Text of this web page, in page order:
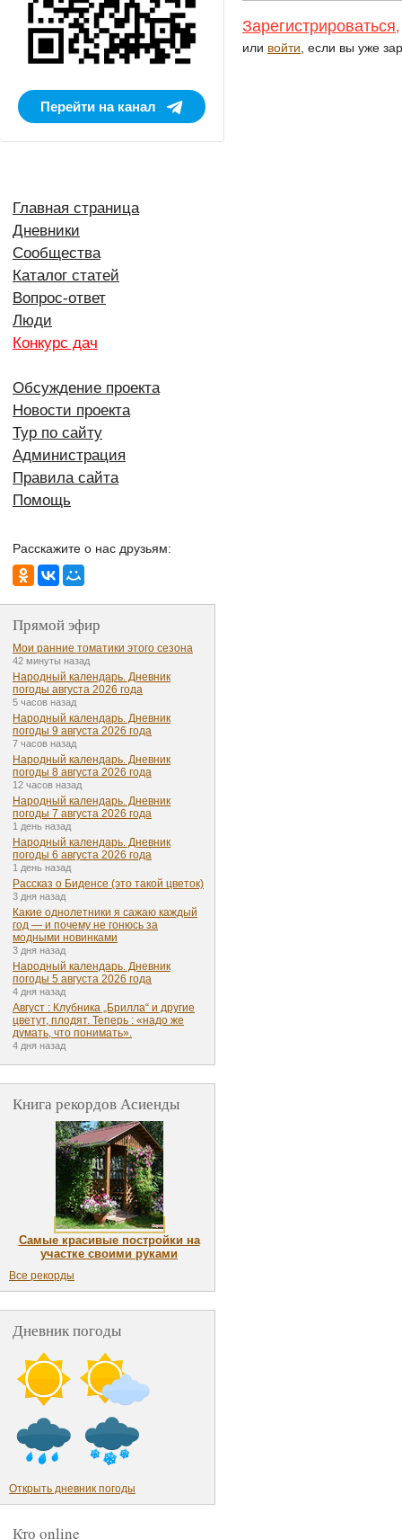
Зарегистрироваться,
или войти , если вы уже
Перейти на канал
Главная страница
Дневники
Сообщества
Каталог статей
Вопрос-ответ
Люди
Конкурс дач
Обсуждение проекта
Новости проекта
Тур по сайту
Администрация
Правила сайта
Помощь
Расскажите о нас друзьям:
Прямой эфир
Мои ранние томатики этого сезона
42 минуты назад
Народный календарь. Дневник
погоды августа 2026 года
5 часов назад
Народный календарь. Дневник
погоды 9 августа 2026 года
7 часов назад
Народный календарь. Дневник
погоды 8 августа 2026 года
12 часов назад
Народный календарь. Дневник
погоды 7 августа 2026 года
1 день назад
Народный календарь. Дневник
погоды 6 августа 2026 года
1 день назад
Рассказ о Биденсе (это такой цветок)
3 дня назад
Какие однолетники я сажаю каждый
год — и почему не гонюсь за
модными новинками
3 дня назад
Народный календарь. Дневник
погоды 5 августа 2026 года
4 дня назад
Август : Клубника „Брилла“ и другие
цветут, плодят. Теперь : «надо же
думать, что понимать».
4 дня назад
Книга рекордов Асиенды
Самые красивые постройки на
участке своими руками
Все рекорды
Дневник погоды
Открыть дневник погоды
Кто online